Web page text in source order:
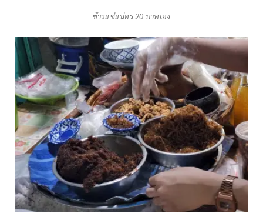
ข้าวแช่แม่อร 20 บาทเอง